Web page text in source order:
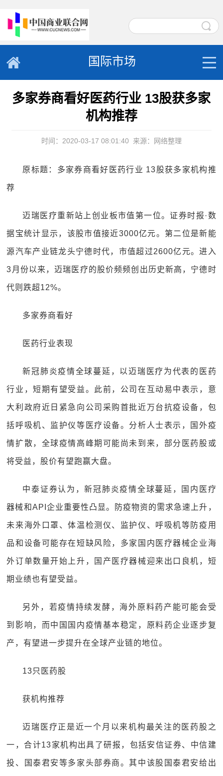
国际市场
多家券商看好医药行业 13股获多家
机构推荐
时间：2020-03-17 08:01:40 来源：网络整理
原标题：多家券商看好医药行业 13股获多家机构推
荐
迈瑞医疗重新站上创业板市值第一位。证券时报·数
据宝统计显示，该股市值接近3000亿元。第二位是新能
源汽车产业链龙头宁德时代，市值超过2600亿元。进入
3月份以来，迈瑞医疗的股价频频创出历史新高，宁德时
代则跌超12%。
多家券商看好
医药行业表现
新冠肺炎疫情全球蔓延，以迈瑞医疗为代表的医药
行业，短期有望受益。此前，公司在互动易中表示，意
大利政府近日紧急向公司采购首批近万台抗疫设备，包
括呼吸机、监护仪等医疗设备。分析人士表示，国外疫
情扩散，全球疫情高峰期可能尚未到来，部分医药股或
将受益，股价有望跑赢大盘。
中泰证券认为，新冠肺炎疫情全球蔓延，国内医疗
器械和API企业重要性凸显。防疫物资的需求急速上升，
未来海外口罩、体温检测仪、监护仪、呼吸机等防疫用
品和设备可能存在短缺风险，多家国内医疗器械企业海
外订单数量开始上升，国产医疗器械迎来出口良机，短
期业绩也有望受益。
另外，若疫情持续发酵，海外原料药产能可能会受
到影响，而中国国内疫情基本稳定，原料药企业逐步复
产，有望进一步提升在全球产业链的地位。
13只医药股
获机构推荐
迈瑞医疗正是近一个月以来机构最关注的医药股之
一，合计13家机构出具了研报，包括安信证券、中信建
投、国泰君安等多家头部券商。其中该股国泰君安给出